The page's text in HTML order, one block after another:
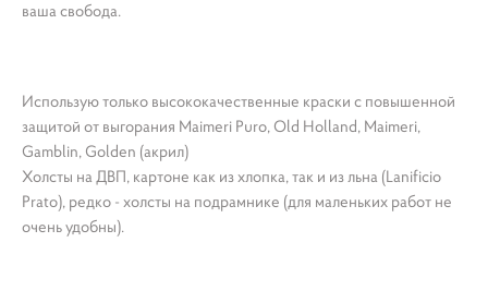
ваша свобода.
Использую только высококачественные краски с повышенной
защитой от выгорания Maimeri Puro, Old Holland, Maimeri,
Gamblin, Golden (акрил)
Холсты на ДВП, картоне как из хлопка, так и из льна (Lanificio
Prato), редко - холсты на подрамнике (для маленьких работ не
очень удобны).